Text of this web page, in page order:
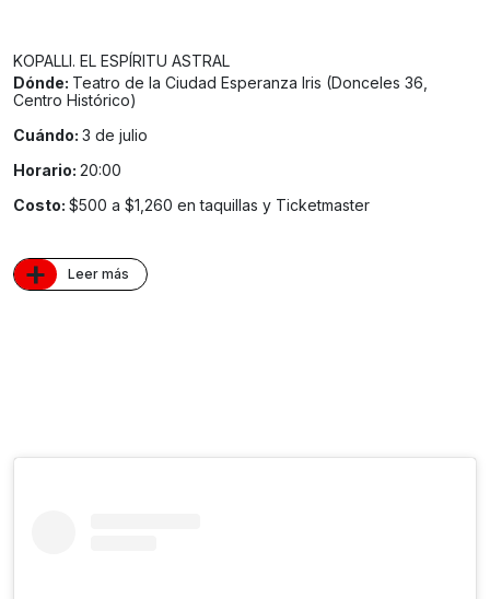
KOPALLI. EL ESPÍRITU ASTRAL
Dónde: Teatro de la Ciudad Esperanza Iris (Donceles 36,
Centro Histórico)
Cuándo: 3 de julio
Horario: 20:00
Costo: $500 a $1,260 en taquillas y Ticketmaster
+ Leer más